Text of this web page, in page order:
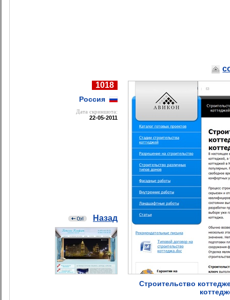
1018
Россия
Дата cкриншота:
22-05-2011
Назад
Строительство